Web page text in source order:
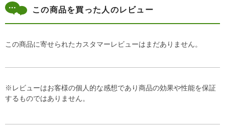
この商品を買った人のレビュー
この商品に寄せられたカスタマーレビューはまだありません。
※レビューはお客様の個人的な感想であり商品の効果や性能を保証
するものではありません。